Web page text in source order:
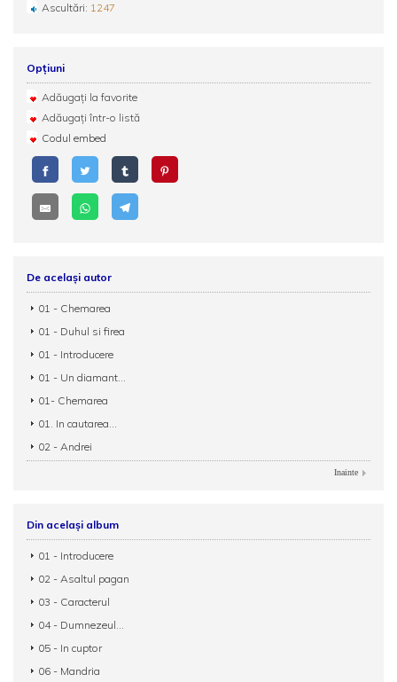
Ascultări: 1247
Opțiuni
Adăugați la favorite
Adăugați într-o listă
Codul embed
De același autor
01 - Chemarea
01 - Duhul si firea
01 - Introducere
01 - Un diamant...
01- Chemarea
01. In cautarea...
02 - Andrei
Inainte
Din același album
01 - Introducere
02 - Asaltul pagan
03 - Caracterul
04 - Dumnezeul...
05 - In cuptor
06 - Mandria